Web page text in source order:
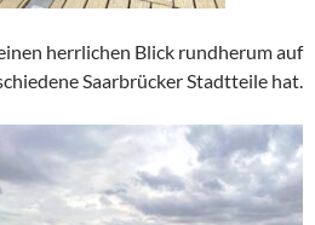
herrlichen Blick rundherum auf
Saarbrücker Stadtteile hat.